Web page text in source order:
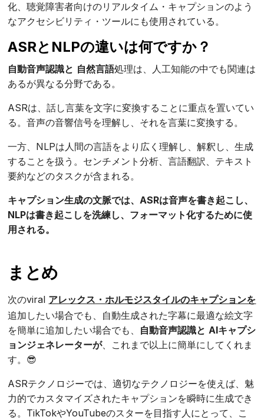
化、聴覚障害者向けのリアルタイム・キャプションのよう
なアクセシビリティ・ツールにも使用されている。
ASRとNLPの違いは何ですか？
自動音声認識と 自然言語処理は、人工知能の中でも関連は
あるが異なる分野である。
ASRは、話し言葉を文字に変換することに重点を置いてい
る。音声の音響信号を理解し、それを言葉に変換する。
一方、NLPは人間の言語をより広く理解し、解釈し、生成
することを扱う。センチメント分析、言語翻訳、テキスト
要約などのタスクが含まれる。
キャプション生成の文脈では、ASRは音声を書き起こし、
NLPは書き起こしを洗練し、フォーマット化するために使
用される。
まとめ
次のviral アレックス・ホルモジスタイルのキャプションを
追加したい場合でも、自動生成された字幕に最適な絵文字
を簡単に追加したい場合でも、 自動音声認識と AIキャプシ
ョンジェネレーターが、これまで以上に簡単にしてくれま
す。😎
ASRテクノロジーでは、適切なテクノロジーを使えば、魅
力的でカスタマイズされたキャプションを瞬時に生成でき
る。TikTokやYouTubeのスターを目指す人にとって、こ